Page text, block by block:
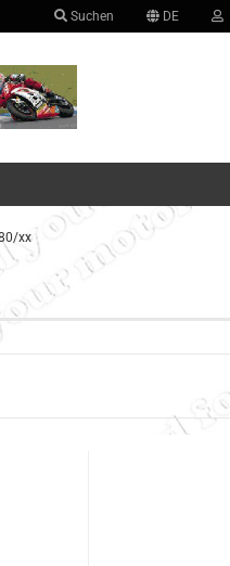
Suchen DE
erstellen
vergessen?
xx